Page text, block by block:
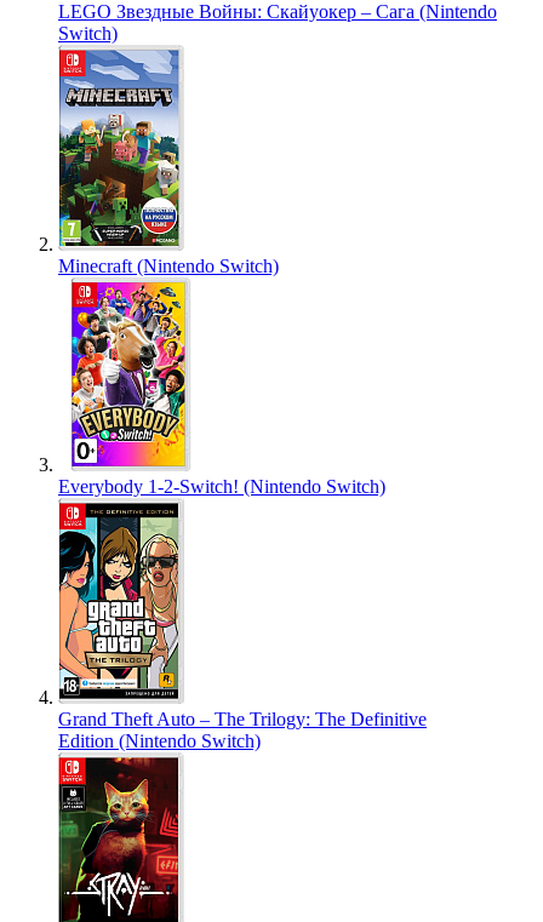
LEGO Звездные Войны: Скайуокер – Сага (Nintendo
Switch)
Minecraft (Nintendo Switch)
Everybody 1-2-Switch! (Nintendo Switch)
Grand Theft Auto – The Trilogy: The Definitive
Edition (Nintendo Switch)